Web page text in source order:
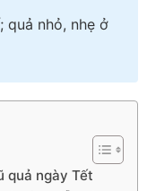
quả nhỏ, nhẹ ở
quả ngày Tết